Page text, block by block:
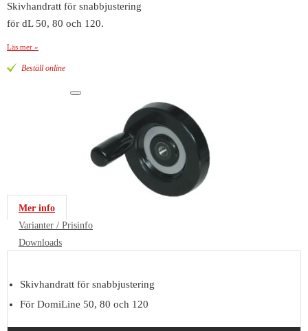
Skivhandratt för snabbjustering
för dL 50, 80 och 120.
Läs mer »
Beställ online
Mer info
Varianter / Prisinfo
Downloads
Skivhandratt för snabbjustering
För DomiLine 50, 80 och 120